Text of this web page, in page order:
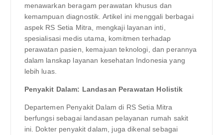
menawarkan beragam perawatan khusus dan
kemampuan diagnostik. Artikel ini menggali berbagai
aspek RS Setia Mitra, mengkaji layanan inti,
spesialisasi medis utama, komitmen terhadap
perawatan pasien, kemajuan teknologi, dan perannya
dalam lanskap layanan kesehatan Indonesia yang
lebih luas.
Penyakit Dalam: Landasan Perawatan Holistik
Departemen Penyakit Dalam di RS Setia Mitra
berfungsi sebagai landasan pelayanan rumah sakit
ini. Dokter penyakit dalam, juga dikenal sebagai